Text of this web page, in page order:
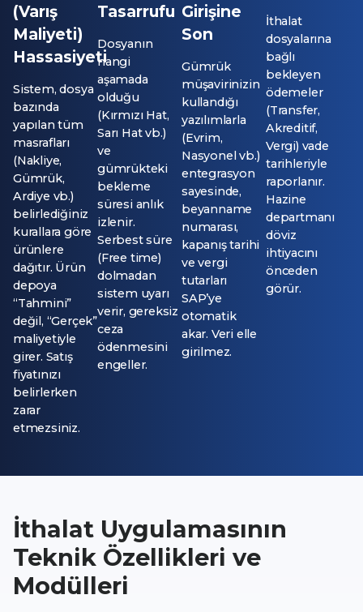
(Varış
Maliyeti)
Hassasiyeti
Sistem, dosya
bazında
yapılan tüm
masrafları
(Nakliye,
Gümrük,
Ardiye vb.)
belirlediğiniz
kurallara göre
ürünlere
dağıtır. Ürün
depoya
“Tahmini”
değil, “Gerçek”
maliyetiyle
girer. Satış
fiyatınızı
belirlerken
zarar
etmezsiniz.
Tasarrufu
Dosyanın
hangi
aşamada
olduğu
(Kırmızı Hat,
Sarı Hat vb.)
ve
gümrükteki
bekleme
süresi anlık
izlenir.
Serbest süre
(Free time)
dolmadan
sistem uyarı
verir, gereksiz
ceza
ödenmesini
engeller.
Girişine
Son
Gümrük
müşavirinizin
kullandığı
yazılımlarla
(Evrim,
Nasyonel vb.)
entegrasyon
sayesinde,
beyanname
numarası,
kapanış tarihi
ve vergi
tutarları
SAP’ye
otomatik
akar. Veri elle
girilmez.
İthalat
dosyalarına
bağlı
bekleyen
ödemeler
(Transfer,
Akreditif,
Vergi) vade
tarihleriyle
raporlanır.
Hazine
departmanı
döviz
ihtiyacını
önceden
görür.
İthalat Uygulamasının
Teknik Özellikleri ve
Modülleri